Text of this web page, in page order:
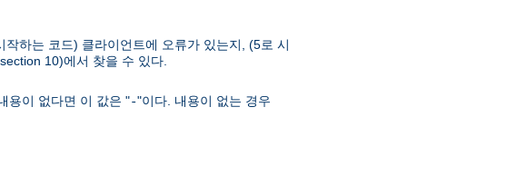
하는 코드) 클라이언트에 오류가 있는지, (5로 시
10)에서 찾을 수 있다.
용이 없다면 이 값은 "-"이다. 내용이 없는 경우